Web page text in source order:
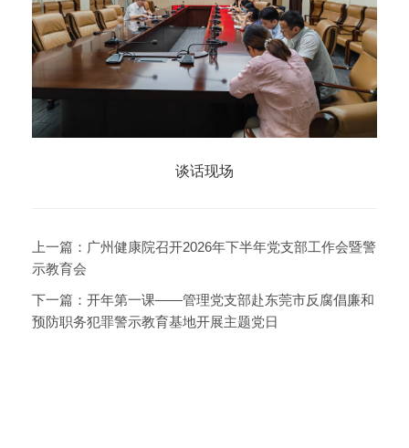
谈话现场
上一篇： 广州健康院召开2026年下半年党支部工作会暨警
示教育会
下一篇： 开年第一课——管理党支部赴东莞市反腐倡廉和
预防职务犯罪警示教育基地开展主题党日